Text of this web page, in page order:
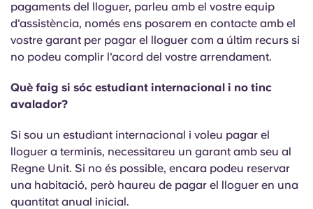
pagaments del lloguer, parleu amb el vostre equip
d'assistència, només ens posarem en contacte amb el
vostre garant per pagar el lloguer com a últim recurs si
no podeu complir l'acord del vostre arrendament.
Què faig si sóc estudiant internacional i no tinc
avalador?
Si sou un estudiant internacional i voleu pagar el
lloguer a terminis, necessitareu un garant amb seu al
Regne Unit. Si no és possible, encara podeu reservar
una habitació, però haureu de pagar el lloguer en una
quantitat anual inicial.